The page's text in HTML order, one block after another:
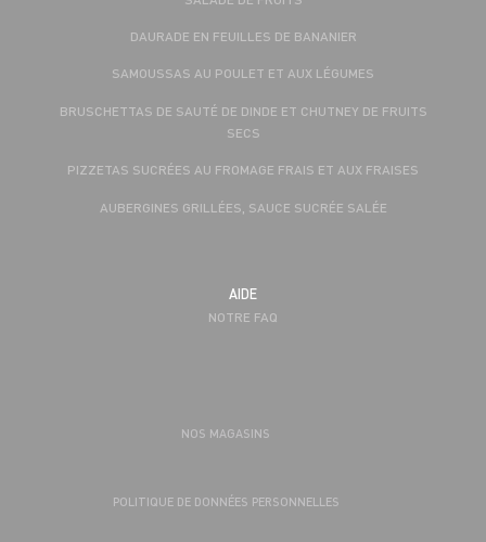
DAURADE EN FEUILLES DE BANANIER
SAMOUSSAS AU POULET ET AUX LÉGUMES
BRUSCHETTAS DE SAUTÉ DE DINDE ET CHUTNEY DE FRUITS
SECS
PIZZETAS SUCRÉES AU FROMAGE FRAIS ET AUX FRAISES
AUBERGINES GRILLÉES, SAUCE SUCRÉE SALÉE
AIDE
NOTRE FAQ
NOS MAGASINS
POLITIQUE DE DONNÉES PERSONNELLES